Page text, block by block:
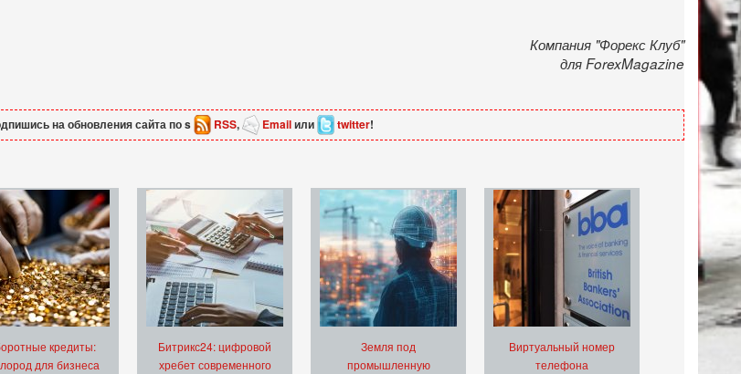
Компания "Форекс Клуб"
для ForexMagazine
на обновления сайта по s RSS, Emailили twitter!
кредиты:
для бизнеса
Битрикс24: цифровой
хребет современного
Земля под
промышленную
Виртуальный номер
телефона